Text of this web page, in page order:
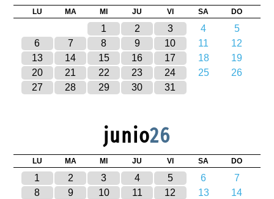
LU MA MI JU VI SA DO
1 2 3 4
5
6
7 8 9 10 11
12
13
14 15 16 17 18
19
20
21 22 23 24 25
26
27
28 29 30 31
junio26
LU MA MI JU VI SA DO
1 2 3 4 5 6
7
8
9 10 11 12 13
14